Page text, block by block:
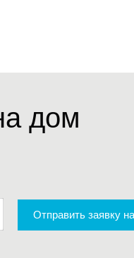
дом
Отправить заявку